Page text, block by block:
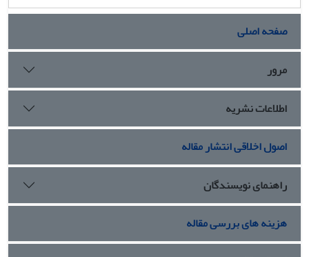
صفحه اصلی
مرور
اطلاعات نشریه
اصول اخلاقی انتشار مقاله
راهنمای نویسندگان
هزینه های بررسی مقاله